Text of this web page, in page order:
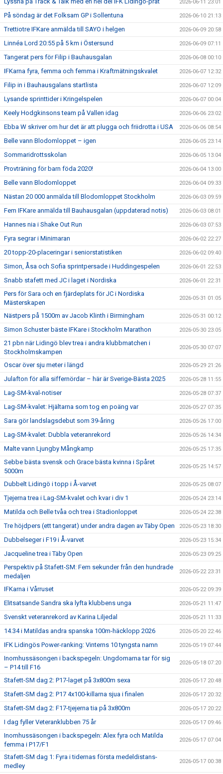
2026-06-11 23:01
På söndag är det Folksam GP i Sollentuna 2026-06-10 21:13
Trettiotre IFKare anmälda till SAYO i helgen 2026-06-09 20:58
Linnéa Lord 20:55 på 5 km i Östersund 2026-06-09 07:11
Tangerat pers för Filip i Bauhausgalan 2026-06-08 00:10
IFKarna fyra, femma och femma i Kraftmätningskvalet 2026-06-07 12:32
Filip in i Bauhausgalans startlista 2026-06-07 12:09
Lysande sprinttider i Kringelspelen 2026-06-07 00:04
Keely Hodgkinsons team på Vallen idag 2026-06-06 23:02
Ebba W skriver om hur det är att plugga och friidrotta i USA 2026-06-06 08:54
Belle vann Blodomloppet – igen 2026-06-05 23:14
Sommaridrottsskolan 2026-06-05 13:04
Provträning för barn föda 2020! 2026-06-04 13:00
Belle vann Blodomloppet 2026-06-04 09:33
Nästan 20 000 anmälda till Blodomloppet Stockholm 2026-06-03 09:59
Fem IFKare anmälda till Bauhausgalan (uppdaterad notis) 2026-06-03 08:01
Hannes nia i Shake Out Run 2026-06-03 07:53
Fyra segrar i Minimaran 2026-06-02 22:27
20 topp-20-placeringar i seniorstatistiken 2026-06-02 09:40
Simon, Åsa och Sofia sprintpersade i Huddingespelen 2026-06-01 22:53
Snabb stafett med JC i laget i Nordiska 2026-06-01 22:31
Pers för Sara och en fjärdeplats för JC i Nordiska
Mästerskapen
2026-05-31 01:05
Nästpers på 1500m av Jacob Klinth i Birmingham 2026-05-31 00:12
Simon Schuster bäste IFKare i Stockholm Marathon 2026-05-30 23:05
21 pbn när Lidingö blev trea i andra klubbmatchen i
Stockholmskampen
2026-05-30 07:07
Oscar över sju meter i längd 2026-05-29 21:26
Julafton för alla siffernördar – här är Sverige-Bästa 2025 2026-05-28 11:55
Lag-SM-kval-notiser 2026-05-28 07:37
Lag-SM-kvalet: Hjältarna som tog en poäng var 2026-05-27 07:35
Sara gör landslagsdebut som 39-åring 2026-05-26 17:00
Lag-SM-kvalet: Dubbla veteranrekord 2026-05-26 14:34
Malte vann Ljungby Mångkamp 2026-05-25 17:35
Sebbe bästa svensk och Grace bästa kvinna i Spåret
5000m
2026-05-25 14:57
Dubbelt Lidingö i topp i Å-varvet 2026-05-25 08:07
Tjejerna trea i Lag-SM-kvalet och kvar i div 1 2026-05-24 23:14
Matilda och Belle tvåa och trea i Stadionloppet 2026-05-24 22:38
Tre höjdpers (ett tangerat) under andra dagen av Täby Open 2026-05-23 18:30
Dubbelseger i F19 i Å-varvet 2026-05-23 15:34
Jacqueline trea i Täby Open 2026-05-23 09:25
Perspektiv på Stafett-SM: Fem sekunder från den hundrade
medaljen
2026-05-22 23:31
IFKarna i Vårruset 2026-05-22 09:39
Elitsatsande Sandra ska lyfta klubbens unga 2026-05-21 11:47
Svenskt veteranrekord av Karina Liljedal 2026-05-21 11:33
14.34 i Matildas andra spanska 100m-häcklopp 2026 2026-05-20 22:46
IFK Lidingös Power-ranking: Vinterns 10 tyngsta namn 2026-05-19 07:44
Inomhussäsongen i backspegeln: Ungdomarna tar för sig
– P14 till F16
2026-05-18 07:20
Stafett-SM dag 2: P17-laget på 3x800m sexa 2026-05-17 20:48
Stafett-SM dag 2: P17 4x100-killarna sjua i finalen 2026-05-17 20:32
Stafett-SM dag 2: F17-tjejerna tia på 3x800m 2026-05-17 20:22
I dag fyller Veteranklubben 75 år 2026-05-17 09:46
Inomhussäsongen i backspegeln: Alex fyra och Matilda
femma i P17/F1
2026-05-17 07:04
Stafett-SM dag 1: Fyra i tidernas första medeldistans-
medley
2026-05-17 00:38